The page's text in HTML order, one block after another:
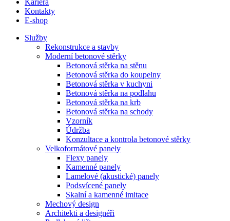
Kontakty
E-shop
Služby
Rekonstrukce a stavby
Moderní betonové stěrky
Betonová stěrka na stěnu
Betonová stěrka do koupelny
Betonová stěrka v kuchyni
Betonová stěrka na podlahu
Betonová stěrka na krb
Betonová stěrka na schody
Vzorník
Údržba
Konzultace a kontrola betonové stěrky
Velkoformátové panely
Flexy panely
Kamenné panely
Lamelové (akustické) panely
Podsvícené panely
Skalní a kamenné imitace
Mechový design
Architekti a designéři